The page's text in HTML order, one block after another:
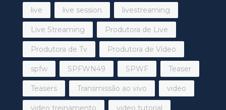
live live session livestreaming
Live Streaming Produtora de Live
Produtora de Tv Produtora de Vídeo
spfw SPFWN49 SPWF Teaser
Teasers Transmissão ao vivo video
video treinamento video tutorial